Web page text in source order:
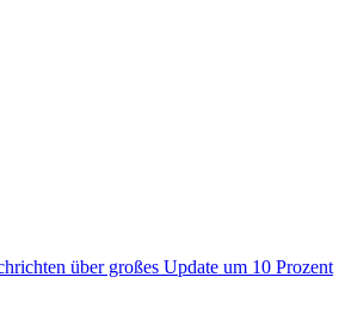
über großes Update um 10 Prozent